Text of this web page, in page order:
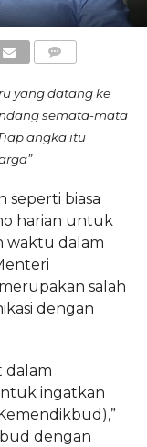
yang datang ke
semata-mata
angka itu
seperti biasa
harian untuk
waktu dalam
salah
dengan
dalam
ingatkan
dengan